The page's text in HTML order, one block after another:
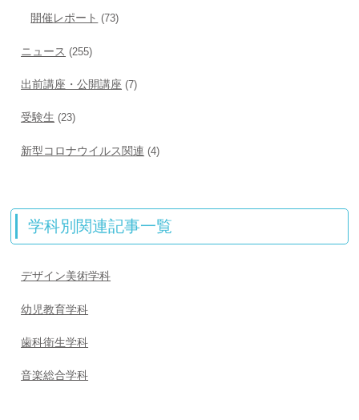
開催レポート (73)
ニュース (255)
出前講座・公開講座 (7)
受験生 (23)
新型コロナウイルス関連 (4)
学科別関連記事一覧
デザイン美術学科
幼児教育学科
歯科衛生学科
音楽総合学科